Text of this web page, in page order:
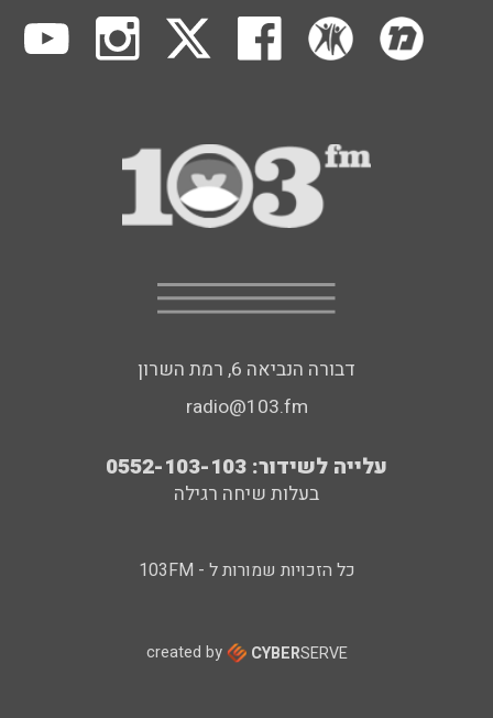
דבורה הנביאה 6, רמת השרון
radio@103.fm
עלייה לשידור: 0552-103-103
בעלות שיחה רגילה
כל הזכויות שמורות ל - 103FM
created by CYBERSERVE